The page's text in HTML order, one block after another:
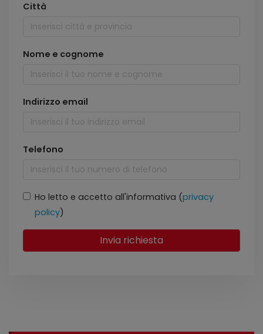
Città
Nome e cognome
Indirizzo email
Telefono
Ho letto e accetto all'informativa (privacy
policy)
Invia richiesta